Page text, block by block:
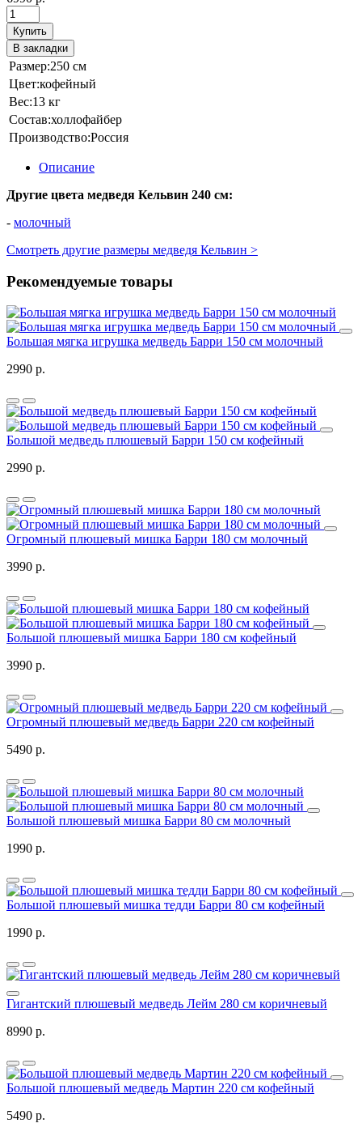
Купить
В закладки
Размер:250 см
Цвет:кофейный
Вес:13 кг
Состав:холлофайбер
Производство:Россия
Описание
Другие цвета медведя Кельвин 240 см:
- молочный
Смотреть другие размеры медведя Кельвин >
Рекомендуемые товары
Большая мягка игрушка медведь Барри 150 см молочный
2990 р.
Большой медведь плюшевый Барри 150 см кофейный
2990 р.
Огромный плюшевый мишка Барри 180 см молочный
3990 р.
Большой плюшевый мишка Барри 180 см кофейный
3990 р.
Огромный плюшевый медведь Барри 220 см кофейный
5490 р.
Большой плюшевый мишка Барри 80 см молочный
1990 р.
Большой плюшевый мишка тедди Барри 80 см кофейный
1990 р.
Гигантский плюшевый медведь Лейм 280 см коричневый
8990 р.
Большой плюшевый медведь Мартин 220 см кофейный
5490 р.